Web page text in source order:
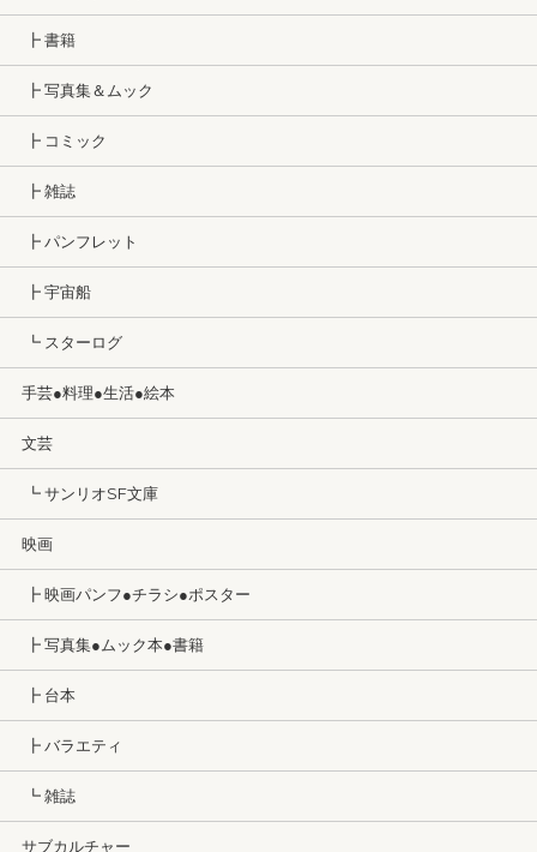
┣ 書籍
┣ 写真集＆ムック
┣ コミック
┣ 雑誌
┣ パンフレット
┣ 宇宙船
┗ スターログ
手芸●料理●生活●絵本
文芸
┗ サンリオSF文庫
映画
┣ 映画パンフ●チラシ●ポスター
┣ 写真集●ムック本●書籍
┣ 台本
┣ バラエティ
┗ 雑誌
サブカルチャー